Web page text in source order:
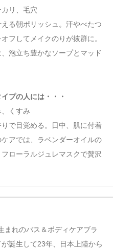
カリ、毛穴
る朝ポリッシュ。汗やべたつ
フしてメイクのりが抜群に。
泡立ち豊かなソープとマッド
プの人には・・・
、くすみ
で目覚める。日中、肌に付着
アでは、ラベンダーオイルの
ローラルジュレマスクで贅沢
まれのバス＆ボディケアブラ
誕生して23年、日本上陸から